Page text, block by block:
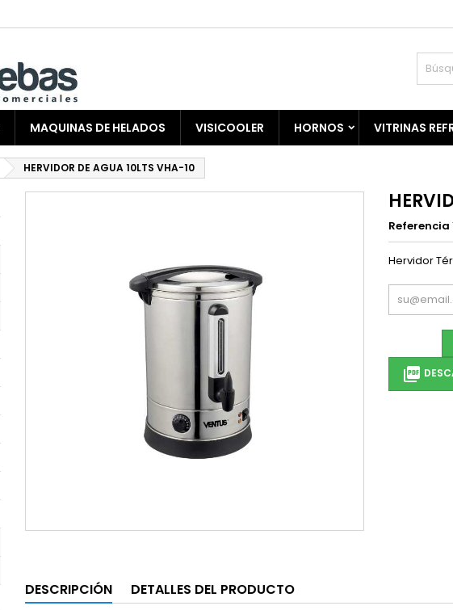
MAQUINAS DE HELADOS VISICOOLER HORNOS VITRINAS
HERVIDOR DE AGUA 10LTS VHA-10
Referencia
Hervidor

DESCRIPCIÓN DETALLES DEL PRODUCTO